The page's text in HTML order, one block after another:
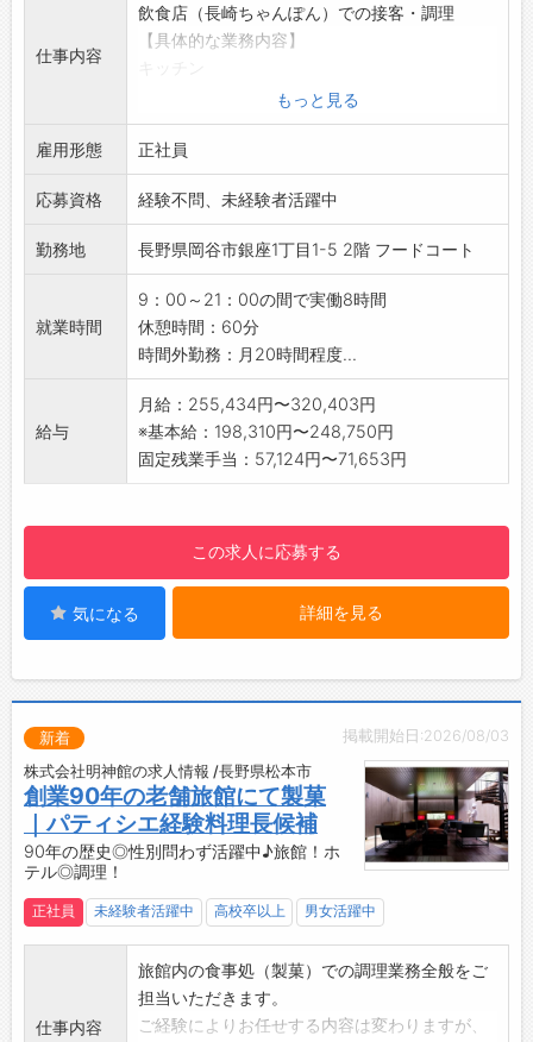
仕事内容
飲食店（長崎ちゃんぽん）での接客・調理
【具体的な業務内容】
・調理場での簡単な料理や洗い物、食品の仕込
み、盛り付けなど
接客
・レジ業務
管理業務
・シフト作成
・売上管理
店長、エリアマネージャーへのスキルアップが
可能です。
従業員割引あり
食事補助あり
【やりがい】
幅広い年代のお客様が来店します
店舗間での異動が発生する可能性があります
【研修制度・ステップアップ】
業務に慣れてきたら、アルバイトのスタッフ管
理・育成にも関わっていただきます
【職場の雰囲気・社風】
もっと見る
雇用形態 正社員
応募資格 経験不問、未経験者活躍中
勤務地 長野県岡谷市銀座1丁目1-5 2階 フードコート
就業時間
9：00～21：00の間で実働8時間
休憩時間：60分
時間外勤務：月20時間程度...
給与
月給：255,434円〜320,403円
※基本給：198,310円〜248,750円
固定残業手当：57,124円〜71,653円
この求人に応募する
気になる 詳細を見る
掲載開始日:2026/08/03
新着
株式会社明神館の求人情報 /長野県松本市
創業90年の老舗旅館にて製菓
｜パティシエ経験料理長候補
90年の歴史◎性別問わず活躍中♪旅館！ホ
テル◎調理！
正社員 未経験者活躍中 高校卒以上 男女活躍中
仕事内容
旅館内の食事処（製菓）での調理業務全般をご
担当いただきます。
ご経験によりお任せする内容は変わりますが、